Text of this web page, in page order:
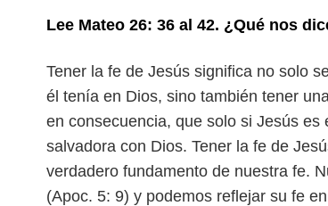
Lee Mateo 26: 36 al 42. ¿Qué nos
Tener la fe de Jesús significa no solo
él tenía en Dios, sino también tener
en consecuencia, que solo si Jesús es
salvadora con Dios. Tener la fe de
verdadero fundamento de nuestra fe.
(Apoc. 5: 9) y podemos reflejar su fe